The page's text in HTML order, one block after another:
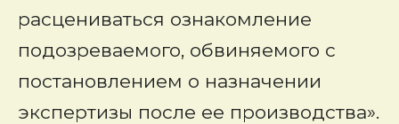
расцениваться ознакомление
подозреваемого, обвиняемого с
постановлением о назначении
экспертизы после ее производства».